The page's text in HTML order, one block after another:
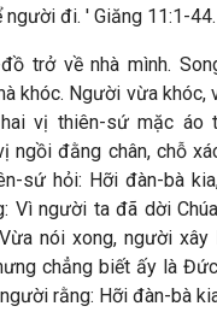
người đi. ' Giăng 11:1-44.
trở về nhà mình.
khóc. Người vừa khóc,
vị thiên-sứ mặc áo
ngồi đằng chân, chỗ
sứ hỏi: Hỡi đàn-bà
Vì người ta đã dời
nói xong, người
chẳng biết ấy là
rằng: Hỡi đàn-bà